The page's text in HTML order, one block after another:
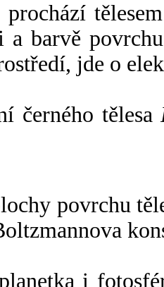
prochází
a barvě
jde o
černého tělesa
povrchu
i